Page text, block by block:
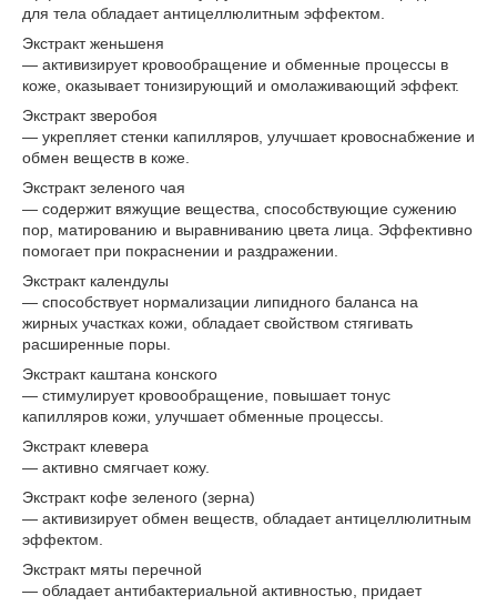
для тела обладает антицеллюлитным эффектом.
Экстракт женьшеня
— активизирует кровообращение и обменные процессы в
коже, оказывает тонизирующий и омолаживающий эффект.
Экстракт зверобоя
— укрепляет стенки капилляров, улучшает кровоснабжение и
обмен веществ в коже.
Экстракт зеленого чая
— содержит вяжущие вещества, способствующие сужению
пор, матированию и выравниванию цвета лица. Эффективно
помогает при покраснении и раздражении.
Экстракт календулы
— способствует нормализации липидного баланса на
жирных участках кожи, обладает свойством стягивать
расширенные поры.
Экстракт каштана конского
— стимулирует кровообращение, повышает тонус
капилляров кожи, улучшает обменные процессы.
Экстракт клевера
— активно смягчает кожу.
Экстракт кофе зеленого (зерна)
— активизирует обмен веществ, обладает антицеллюлитным
эффектом.
Экстракт мяты перечной
— обладает антибактериальной активностью, придает